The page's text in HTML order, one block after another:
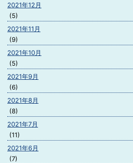
2021年12月
(5)
2021年11月
(9)
2021年10月
(5)
2021年9月
(6)
2021年8月
(8)
2021年7月
(11)
2021年6月
(7)